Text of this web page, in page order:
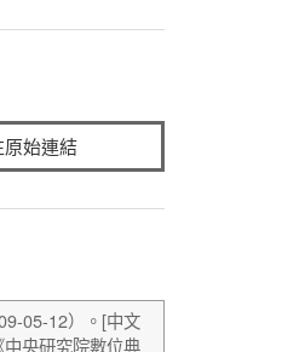
始連結